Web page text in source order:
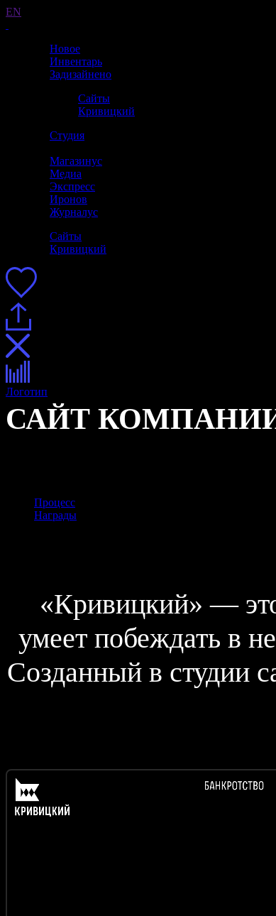
EN
Новое
Инвентарь
Задизайнено
Сайты
Кривицкий
Студия
Магазинус
Медиа
Экспресс
Иронов
Журналус
Сайты
Кривицкий
Логотип
САЙТ
Процесс
Награды
«Кривицкий» —
умеет побеждать в
Созданный в студии